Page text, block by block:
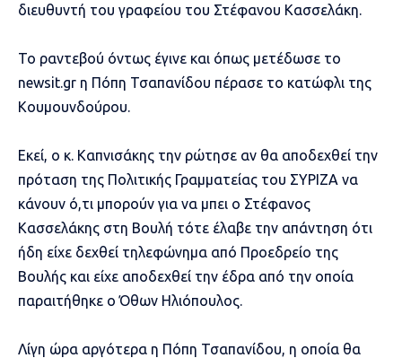
διευθυντή του γραφείου του Στέφανου Κασσελάκη.
Το ραντεβού όντως έγινε και όπως μετέδωσε το
newsit.gr η Πόπη Τσαπανίδου πέρασε το κατώφλι της
Κουμουνδούρου.
Εκεί, ο κ. Καπνισάκης την ρώτησε αν θα αποδεχθεί την
πρόταση της Πολιτικής Γραμματείας του ΣΥΡΙΖΑ να
κάνουν ό,τι μπορούν για να μπει ο Στέφανος
Κασσελάκης στη Βουλή τότε έλαβε την απάντηση ότι
ήδη είχε δεχθεί τηλεφώνημα από Προεδρείο της
Βουλής και είχε αποδεχθεί την έδρα από την οποία
παραιτήθηκε ο Όθων Ηλιόπουλος.
Λίγη ώρα αργότερα η Πόπη Τσαπανίδου, η οποία θα